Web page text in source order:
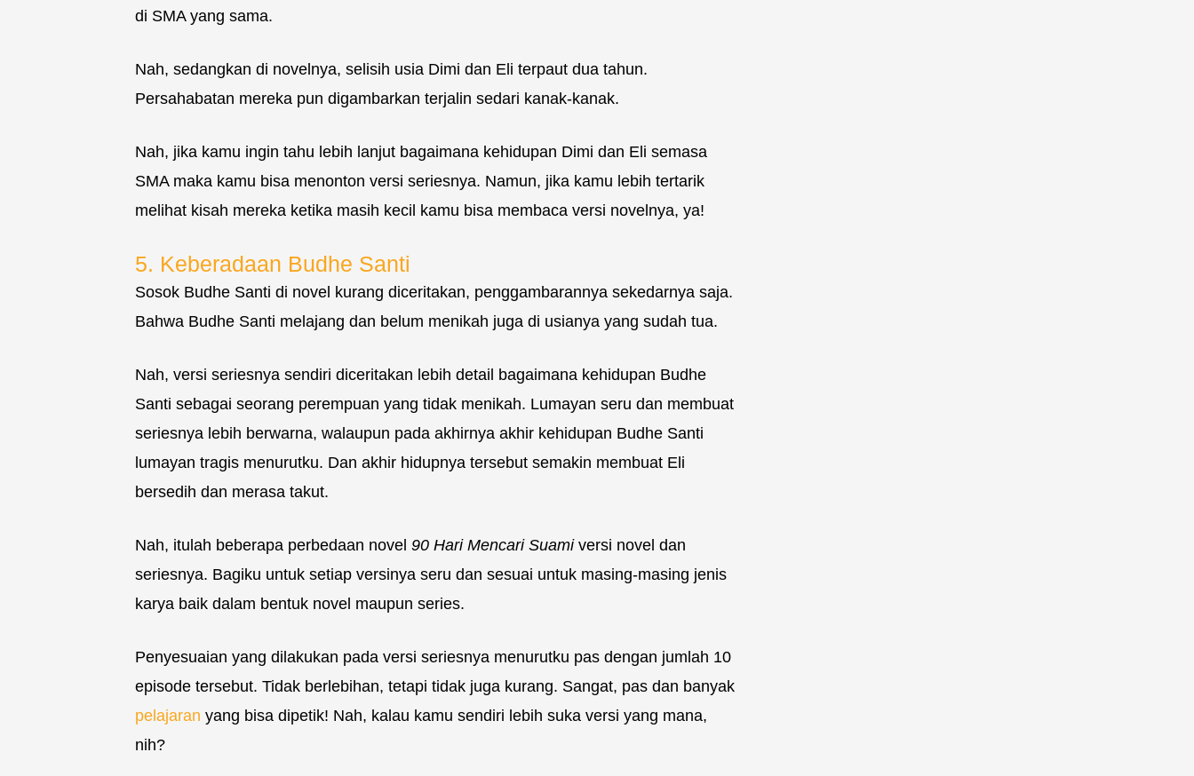
di SMA yang sama.
Nah, sedangkan di novelnya, selisih usia Dimi dan Eli terpaut dua tahun.
Persahabatan mereka pun digambarkan terjalin sedari kanak-kanak.
Nah, jika kamu ingin tahu lebih lanjut bagaimana kehidupan Dimi dan Eli semasa
SMA maka kamu bisa menonton versi seriesnya. Namun, jika kamu lebih tertarik
melihat kisah mereka ketika masih kecil kamu bisa membaca versi novelnya, ya!
5. Keberadaan Budhe Santi
Sosok Budhe Santi di novel kurang diceritakan, penggambarannya sekedarnya saja.
Bahwa Budhe Santi melajang dan belum menikah juga di usianya yang sudah tua.
Nah, versi seriesnya sendiri diceritakan lebih detail bagaimana kehidupan Budhe
Santi sebagai seorang perempuan yang tidak menikah. Lumayan seru dan membuat
seriesnya lebih berwarna, walaupun pada akhirnya akhir kehidupan Budhe Santi
lumayan tragis menurutku. Dan akhir hidupnya tersebut semakin membuat Eli
bersedih dan merasa takut.
Nah, itulah beberapa perbedaan novel 90 Hari Mencari Suamiversi novel dan
seriesnya. Bagiku untuk setiap versinya seru dan sesuai untuk masing-masing jenis
karya baik dalam bentuk novel maupun series.
Penyesuaian yang dilakukan pada versi seriesnya menurutku pas dengan jumlah 10
episode tersebut. Tidak berlebihan, tetapi tidak juga kurang. Sangat, pas dan banyak
pelajaran yang bisa dipetik! Nah, kalau kamu sendiri lebih suka versi yang mana,
nih?